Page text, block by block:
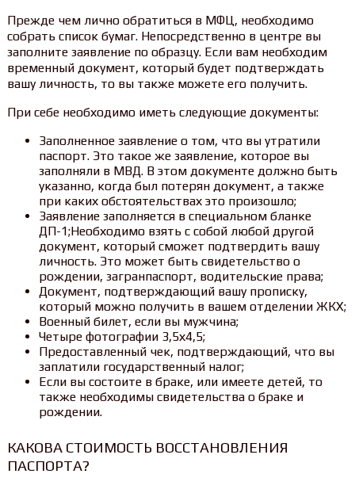
Прежде чем лично обратиться в МФЦ, необходимо
собрать список бумаг. Непосредственно в центре вы
заполните заявление по образцу. Если вам необходим
временный документ, который будет подтверждать
вашу личность, то вы также можете его получить.
При себе необходимо иметь следующие документы:
Заполненное заявление о том, что вы утратили
паспорт. Это такое же заявление, которое вы
заполняли в МВД. В этом документе должно быть
указанно, когда был потерян документ, а также
при каких обстоятельствах это произошло;
Заявление заполняется в специальном бланке
ДП-1;Необходимо взять с собой любой другой
документ, который сможет подтвердить вашу
личность. Это может быть свидетельство о
рождении, загранпаспорт, водительские права;
Документ, подтверждающий вашу прописку,
который можно получить в вашем отделении ЖКХ;
Военный билет, если вы мужчина;
Четыре фотографии 3,5х4,5;
Предоставленный чек, подтверждающий, что вы
заплатили государственный налог;
Если вы состоите в браке, или имеете детей, то
также необходимы свидетельства о браке и
рождении.
КАКОВА СТОИМОСТЬ ВОССТАНОВЛЕНИЯ
ПАСПОРТА?